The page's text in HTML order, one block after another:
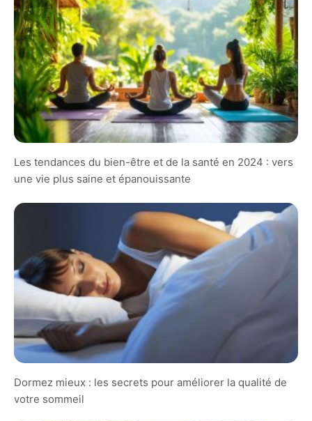
Les tendances du bien-être et de la santé en 2024 : vers
une vie plus saine et épanouissante
Dormez mieux : les secrets pour améliorer la qualité de
votre sommeil